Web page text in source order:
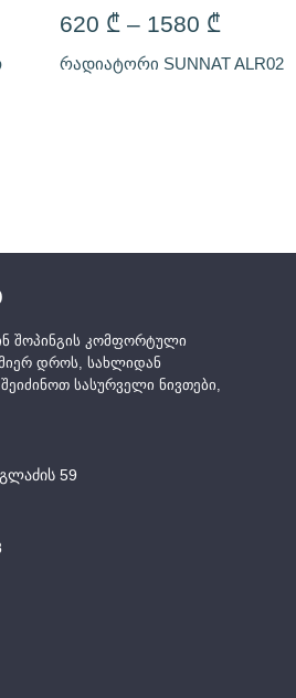
620 ₾ – 1580 ₾
რადიატორი SUNNAT ALR02
შოპინგის კომფორტული
დროს, სახლიდან
სასურველი ნივთები,
59